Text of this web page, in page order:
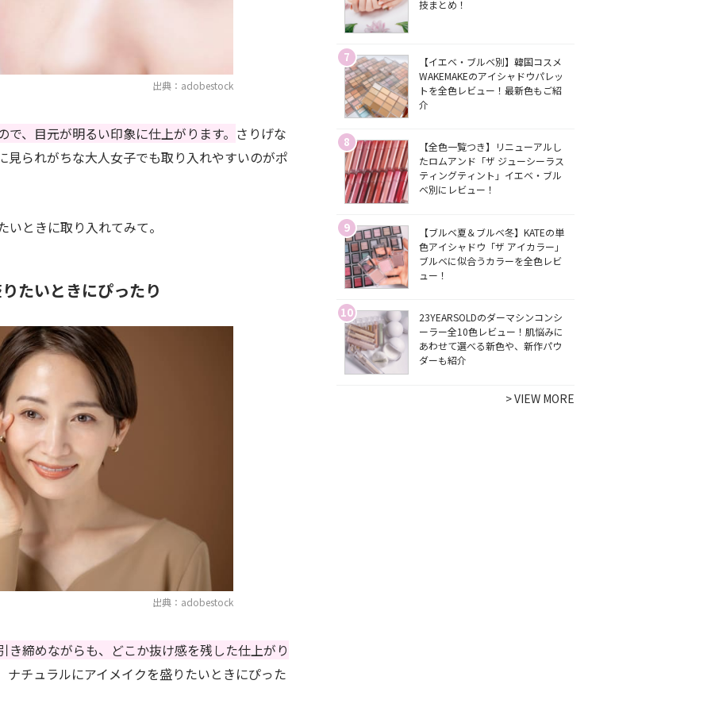
出典：adobestock
、目元が明るい印象に仕上がります。 さりげな
見られがちな大人女子でも取り入れやすいのがポ
ときに取り入れてみて。
たいときにぴったり
出典：adobestock
締めながらも、どこか抜け感を残した仕上がり
ナチュラルにアイメイクを盛りたいときにぴった
技まとめ！
7
【イエベ・ブルベ別】韓国コスメ
WAKEMAKEのアイシャドウパレッ
トを全色レビュー！最新色もご紹
介
8
【全色一覧つき】リニューアルし
たロムアンド「ザ ジューシーラス
ティングティント」イエベ・ブル
ベ別にレビュー！
9
【ブルベ夏＆ブルベ冬】KATEの単
色アイシャドウ「ザ アイカラー」
ブルベに似合うカラーを全色レビ
ュー！
10
23YEARSOLDのダーマシンコンシ
ーラー全10色レビュー！肌悩みに
あわせて選べる新色や、新作パウ
ダーも紹介
>VIEW MORE